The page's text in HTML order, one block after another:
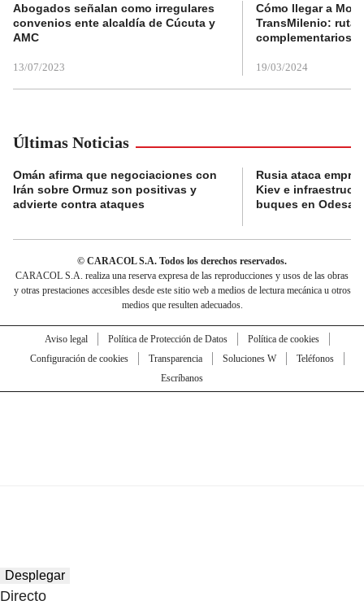
Abogados señalan como irregulares
convenios ente alcaldía de Cúcuta y
AMC
13/07/2023
Cómo llegar a
TransMilenio:
complementarios
19/03/2024
Últimas Noticias
Omán afirma que negociaciones con
Irán sobre Ormuz son positivas y
advierte contra ataques
Rusia ataca
Kiev e
buques en Odesa
© CARACOL S.A. Todos los derechos reservados.
CARACOL S.A. realiza una reserva expresa de las reproducciones y usos de las obras
y otras prestaciones accesibles desde este sitio web a medios de lectura mecánica u otros
medios que resulten adecuados.
Aviso legal Política de Protección de Datos
Política de cookies
Configuración de cookies
Transparencia Soluciones W
Teléfonos
Escríbanos
Desplegar
Directo